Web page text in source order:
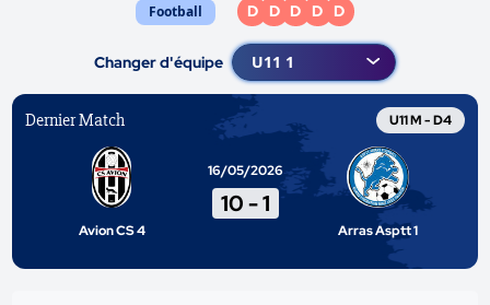
Football D D D D D
Changer d'équipe
Dernier Match U11 M - D4
Avion CS 4
16/05/2026
10-1
Arras Asptt 1